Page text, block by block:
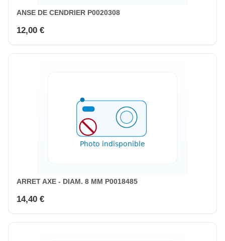
ANSE DE CENDRIER P0020308
12,00 €
ARRET AXE - DIAM. 8 MM P0018485
14,40 €